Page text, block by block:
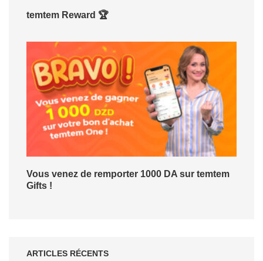
temtem Reward 🏆
Vous venez de remporter 1000 DA sur temtem
Gifts !
ARTICLES RÉCENTS